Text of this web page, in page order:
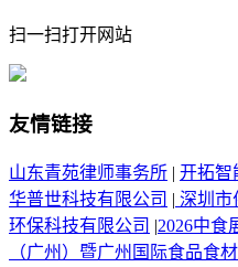
扫一扫打开网站
友情链接
山东青苑律师事务所 | 开拓智
华普世科技有限公司 | 深圳市
环保科技有限公司 |2026中食
（广州）暨广州国际食品食